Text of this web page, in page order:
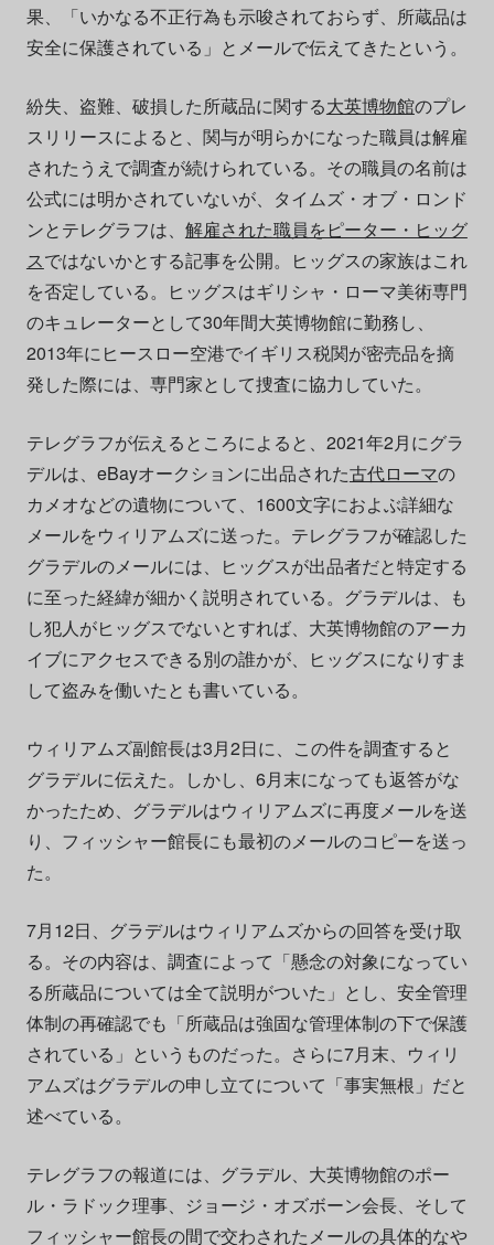
果、「いかなる不正行為も示唆されておらず、所蔵品は
安全に保護されている」とメールで伝えてきたという。
紛失、盗難、破損した所蔵品に関する大英博物館のプレ
スリリースによると、関与が明らかになった職員は解雇
されたうえで調査が続けられている。その職員の名前は
公式には明かされていないが、タイムズ・オブ・ロンド
ンとテレグラフは、 解雇された職員をピーター・ヒッグ
スではないかとする記事を公開。ヒッグスの家族はこれ
を否定している。ヒッグスはギリシャ・ローマ美術専門
のキュレーターとして30年間大英博物館に勤務し、
2013年にヒースロー空港でイギリス税関が密売品を摘
発した際には、専門家として捜査に協力していた。
テレグラフが伝えるところによると、2021年2月にグラ
デルは、eBayオークションに出品された古代ローマの
カメオなどの遺物について、1600文字におよぶ詳細な
メールをウィリアムズに送った。テレグラフが確認した
グラデルのメールには、ヒッグスが出品者だと特定する
に至った経緯が細かく説明されている。グラデルは、も
し犯人がヒッグスでないとすれば、大英博物館のアーカ
イブにアクセスできる別の誰かが、ヒッグスになりすま
して盗みを働いたとも書いている。
ウィリアムズ副館長は3月2日に、この件を調査すると
グラデルに伝えた。しかし、6月末になっても返答がな
かったため、グラデルはウィリアムズに再度メールを送
り、フィッシャー館長にも最初のメールのコピーを送っ
た。
7月12日、グラデルはウィリアムズからの回答を受け取
る。その内容は、調査によって「懸念の対象になってい
る所蔵品については全て説明がついた」とし、安全管理
体制の再確認でも「所蔵品は強固な管理体制の下で保護
されている」というものだった。さらに7月末、ウィリ
アムズはグラデルの申し立てについて「事実無根」だと
述べている。
テレグラフの報道には、グラデル、大英博物館のポー
ル・ラドック理事、ジョージ・オズボーン会長、そして
フィッシャー館長の間で交わされたメールの具体的なや